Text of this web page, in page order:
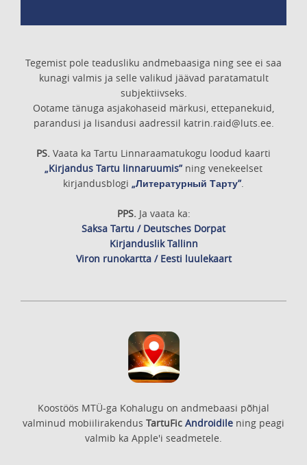
Tegemist pole teadusliku andmebaasiga ning see ei saa
kunagi valmis ja selle valikud jäävad paratamatult
subjektiivseks.
Ootame tänuga asjakohaseid märkusi, ettepanekuid,
parandusi ja lisandusi aadressil katrin.raid@luts.ee.
PS. Vaata ka Tartu Linnaraamatukogu loodud kaarti
„Kirjandus Tartu linnaruumis”ning venekeelset
kirjandusblogi „Литературный Тарту”.
PPS. Ja vaata ka:
Saksa Tartu / Deutsches Dorpat
Kirjanduslik Tallinn
Viron runokartta / Eesti luulekaart
Koostöös MTÜ-ga Kohalugu on andmebaasi põhjal
valminud mobiilirakendus TartuFic Androidile ning peagi
valmib ka Apple'i seadmetele.